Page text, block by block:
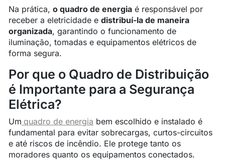
Na prática, o quadro de energia é responsável por
receber a eletricidade e distribuí-la de maneira
organizada, garantindo o funcionamento de
iluminação, tomadas e equipamentos elétricos de
forma segura.
Por que o Quadro de Distribuição
é Importante para a Segurança
Elétrica?
Um quadro de energia bem escolhido e instalado é
fundamental para evitar sobrecargas, curtos-circuitos
e até riscos de incêndio. Ele protege tanto os
moradores quanto os equipamentos conectados.